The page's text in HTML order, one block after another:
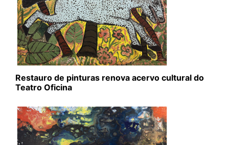
Restauro de pinturas renova acervo cultural do
Teatro Oficina